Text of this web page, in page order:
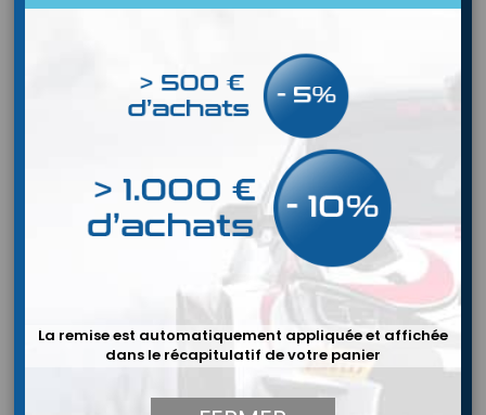
La remise est automatiquement appliquée et affichée
dans le récapitulatif de votre panier